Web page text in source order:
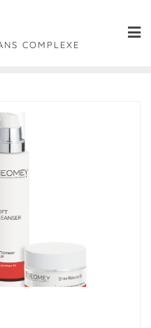
COMPLEXE